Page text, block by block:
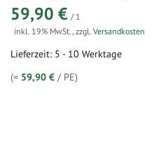
59,90 € / 1
inkl. 19% MwSt., zzgl. Versandkosten
Lieferzeit: 5 - 10 Werktage
(= 59,90 € / PE)